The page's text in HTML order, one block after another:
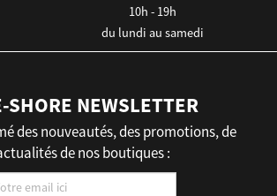
10h - 19h
du lundi au samedi
SHORE NEWSLETTER
des nouveautés, des promotions, de
de nos boutiques :